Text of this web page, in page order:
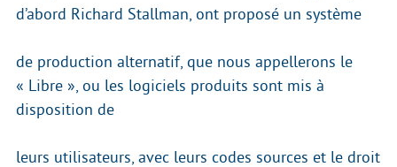
d’abord Richard Stallman, ont proposé un système
de production alternatif, que nous appellerons le
« Libre », ou les logiciels produits sont mis à
disposition de
leurs utilisateurs, avec leurs codes sources et le droit